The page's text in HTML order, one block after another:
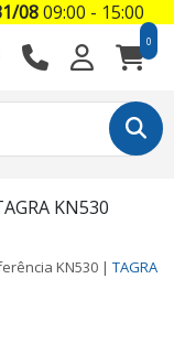
0
KN530
KN530 | TAGRA
0809:00 - 15:00